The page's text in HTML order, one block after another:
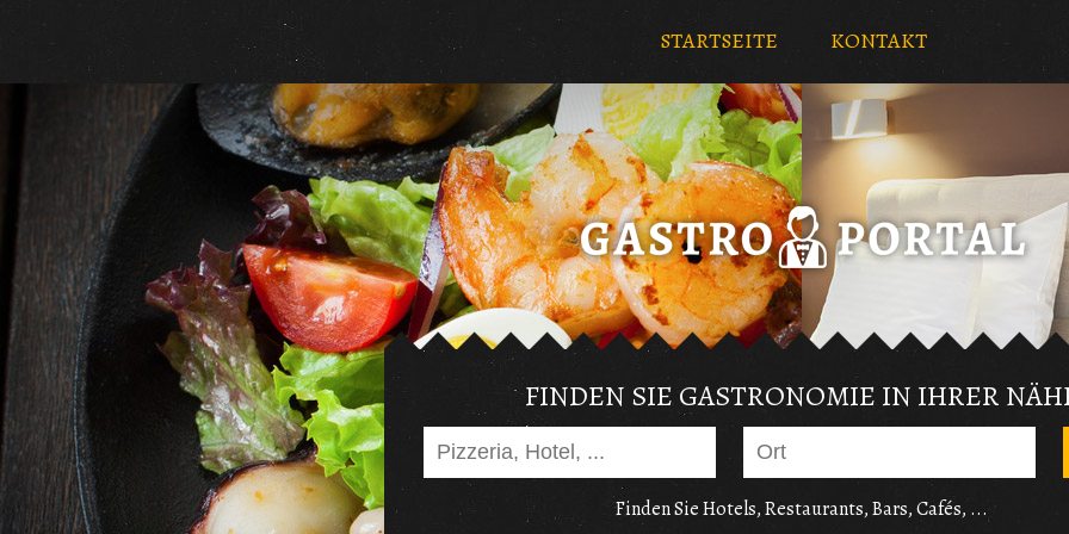
STARTSEITE KONTAKT
FINDEN SIE GASTRONOMIE IN IHRER
Finden Sie Hotels, Restaurants, Bars, Cafés, ...